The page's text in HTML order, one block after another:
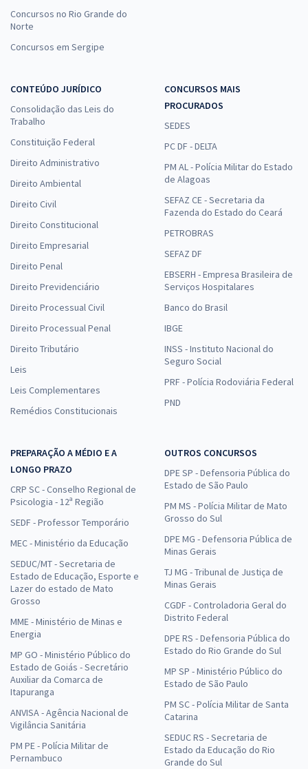
Concursos no Rio Grande do
Norte
Concursos em Sergipe
CONTEÚDO JURÍDICO
Consolidação das Leis do
Trabalho
Constituição Federal
Direito Administrativo
Direito Ambiental
Direito Civil
Direito Constitucional
Direito Empresarial
Direito Penal
Direito Previdenciário
Direito Processual Civil
Direito Processual Penal
Direito Tributário
Leis
Leis Complementares
Remédios Constitucionais
CONCURSOS MAIS
PROCURADOS
SEDES
PC DF - DELTA
PM AL - Polícia Militar do Estado
de Alagoas
SEFAZ CE - Secretaria da
Fazenda do Estado do Ceará
PETROBRAS
SEFAZ DF
EBSERH - Empresa Brasileira de
Serviços Hospitalares
Banco do Brasil
IBGE
INSS - Instituto Nacional do
Seguro Social
PRF - Polícia Rodoviária Federal
PND
PREPARAÇÃO A MÉDIO E A
LONGO PRAZO
CRP SC - Conselho Regional de
Psicologia - 12ª Região
SEDF - Professor Temporário
MEC - Ministério da Educação
SEDUC/MT - Secretaria de
Estado de Educação, Esporte e
Lazer do estado de Mato
Grosso
MME - Ministério de Minas e
Energia
MP GO - Ministério Público do
Estado de Goiás - Secretário
Auxiliar da Comarca de
Itapuranga
ANVISA - Agência Nacional de
Vigilância Sanitária
PM PE - Polícia Militar de
Pernambuco
OUTROS CONCURSOS
DPE SP - Defensoria Pública do
Estado de São Paulo
PM MS - Polícia Militar de Mato
Grosso do Sul
DPE MG - Defensoria Pública de
Minas Gerais
TJ MG - Tribunal de Justiça de
Minas Gerais
CGDF - Controladoria Geral do
Distrito Federal
DPE RS - Defensoria Pública do
Estado do Rio Grande do Sul
MP SP - Ministério Público do
Estado de São Paulo
PM SC - Polícia Militar de Santa
Catarina
SEDUC RS - Secretaria de
Estado da Educação do Rio
Grande do Sul